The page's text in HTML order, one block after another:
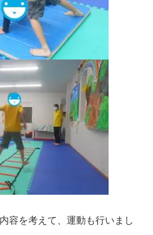
容を考えて、運動も行いまし